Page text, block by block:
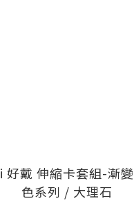
i 好戴 伸縮卡套組-漸變
色系列 / 大理石